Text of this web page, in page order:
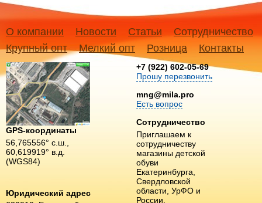
О компании Новости Статьи
Сотрудничество
Крупный опт
Мелкий опт Розница Контакты
GPS-координаты
56,765556° с.ш.,
60,619919° в.д.
(WGS84)
Юридический адрес
+7 (922) 602-05-69
Прошу перезвонить
mng@mila.pro
Есть вопрос
Сотрудничество
Приглашаем к
сотрудничеству
магазины детской
обуви
Екатеринбурга,
Свердловской
области, УрФО и
России.